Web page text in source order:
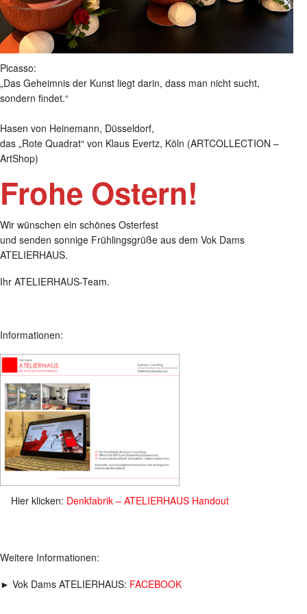
Picasso:
„Das Geheimnis der Kunst liegt darin, dass man nicht sucht,
sondern findet.“
Hasen von Heinemann, Düsseldorf,
das „Rote Quadrat“ von Klaus Evertz, Köln (ARTCOLLECTION –
ArtShop)
Frohe Ostern!
Wir wünschen ein schönes Osterfest
und senden sonnige Frühlingsgrüße aus dem Vok Dams
ATELIERHAUS.
Ihr ATELIERHAUS-Team.
Informationen:
Hier klicken: Denkfabrik – ATELIERHAUS Handout
Weitere Informationen:
► Vok Dams ATELIERHAUS: FACEBOOK